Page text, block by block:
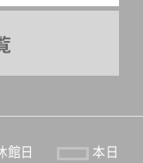
館日 本日